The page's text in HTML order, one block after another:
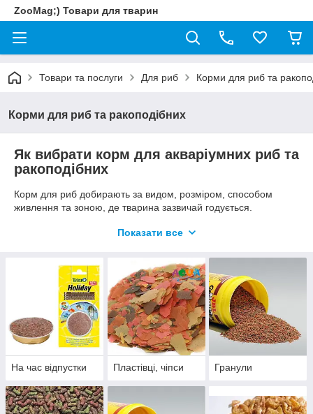
ZooMag;) Товари для тварин
Товари та послуги Для риб Корми для риб та
Корми для риб та ракоподібних
Як вибрати корм для акваріумних риб та
ракоподібних
Корм для риб добирають за видом, розміром, способом
живлення та зоною, де тварина зазвичай годується.
видам середнього шару — повільно тонучі корми, донним
Що враховувати
вид і природний тип живлення: рослиноїдний,
всеїдний або хижий;
розмір рота й розмір частинок;
плаваючий, повільно тонучий або донний формат;
вік: мальки, молодь або дорослі риби;
повноцінність раціону та рекомендації виробника.
Один універсальний корм не завжди підходить усім
Показати все
На час відпустки Пластівці, чіпси Гранули